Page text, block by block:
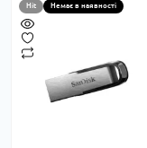
Hit Немає в наявності